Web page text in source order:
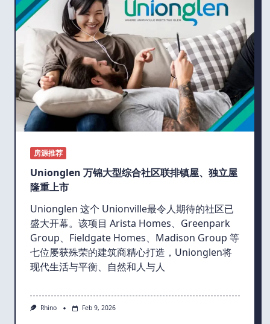
房源推荐
Unionglen 万锦大型综合社区联排镇屋、独立屋
隆重上市
Unionglen 这个 Unionville最令人期待的社区已
盛大开幕。该项目 Arista Homes、Greenpark
Group、Fieldgate Homes、Madison Group 等
七位屡获殊荣的建筑商精心打造，Unionglen将
现代生活与平衡、自然和人与人
Rhino Feb 9, 2026